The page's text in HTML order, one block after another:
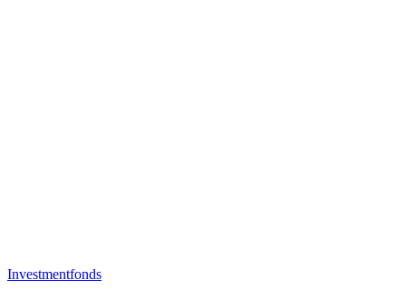
Investmentfonds